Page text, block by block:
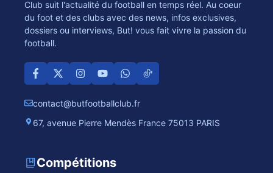
Club suit l'actualité du football en temps réel. Au coeur
du foot et des clubs avec des news, infos exclusives,
dossiers ou interviews, But! vous fait vivre la passion du
football.
contact@butfootballclub.fr
67, avenue Pierre Mendès France 75013 PARIS
Compétitions